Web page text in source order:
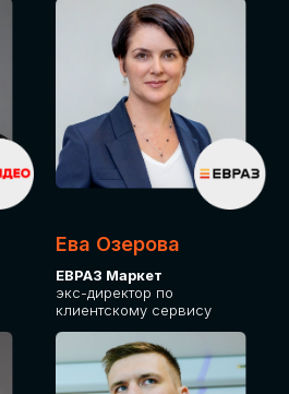
Ева Озерова
ЕВРАЗ Маркет
экс-директор по
клиентскому сервису